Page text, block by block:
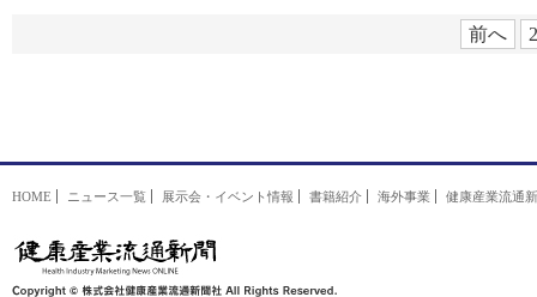
前へ 2
HOME ニュース一覧 展示会・イベント情報 書籍紹介 海外事業 健康産業流通